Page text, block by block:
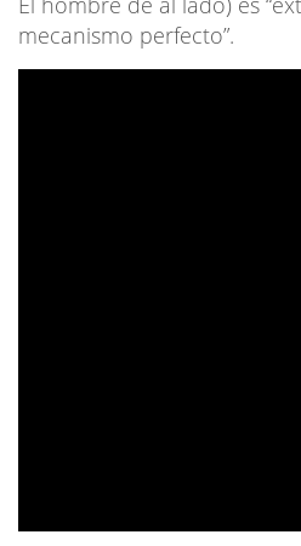
mecanismo perfecto”.